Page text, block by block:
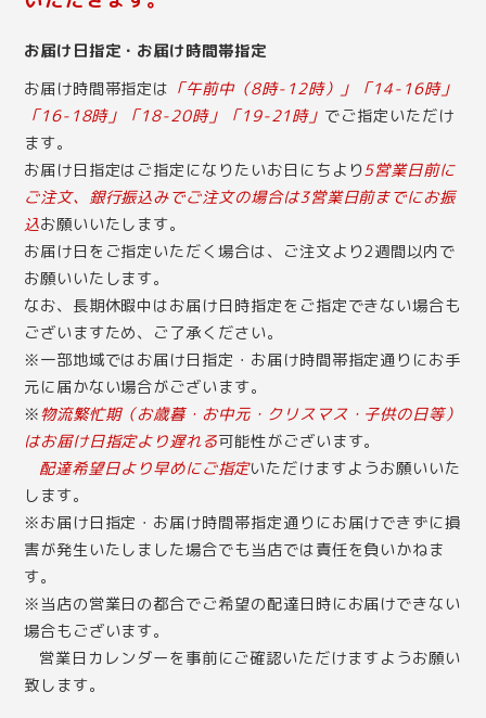
お届け日指定・お届け時間帯指定
お届け時間帯指定は 「午前中（8時-12時）」「14-16時」
「16-18時」「18-20時」「19-21時」 でご指定いただけ
ます。
お届け日指定はご指定になりたいお日にちより5営業日前に
ご注文、銀行振込みでご注文の場合は3営業日前までにお振
込お願いいたします。
お届け日をご指定いただく場合は、ご注文より2週間以内で
お願いいたします。
なお、長期休暇中はお届け日時指定をご指定できない場合も
ございますため、ご了承ください。
※一部地域ではお届け日指定・お届け時間帯指定通りにお手
元に届かない場合がございます。
※物流繁忙期（お歳暮・お中元・クリスマス・子供の日等）
はお届け日指定より遅れる可能性がございます。
配達希望日より早めにご指定いただけますようお願いいた
します。
※お届け日指定・お届け時間帯指定通りにお届けできずに損
害が発生いたしました場合でも当店では責任を負いかねま
す。
※当店の営業日の都合でご希望の配達日時にお届けできない
場合もございます。
営業日カレンダーを事前にご確認いただけますようお願い
致します。